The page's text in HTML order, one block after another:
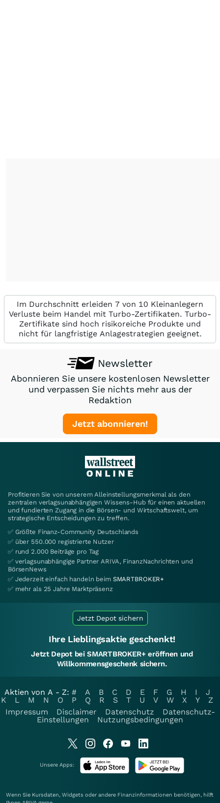
Im Durchschnitt erleiden 7 von 10 Kleinanlegern
Verluste beim Handel mit Turbo-Zertifikaten. Turbo-
Zertifikate sind hoch risikoreiche Produkte und
nicht für langfristige Anlagestrategien geeignet.
Newsletter
Abonnieren Sie unsere kostenlosen Newsletter
und verpassen Sie nichts mehr aus der
Redaktion
Jetzt abonnieren!
Profitieren Sie von unserem Alleinstellungsmerkmal als den
zentralen verlagsunabhängigen Wissens-Hub für einen aktuellen
und fundierten Zugang in die Börsen- und Wirtschaftswelt, um
strategische Entscheidungen zu treffen.
✅ Größte Finanz-Community Deutschlands
✅ über 550.000 registrierte Nutzer
✅ rund 2.000 Beiträge pro Tag
✅ verlagsunabhängige Partner ARIVA, FinanzNachrichten und
BörsenNews
✅ Jederzeit einfach handeln beim SMARTBROKER+
✅ mehr als 25 Jahre Marktpräsenz
Jetzt Depot sichern
Ihre Lieblingsaktie geschenkt!
Jetzt Depot bei SMARTBROKER+ eröffnen und
Willkommensgeschenk sichern.
Aktien von A - Z: # A B C D E F G H I
J
K
L M N O P Q R S T U V W X Y
Z
Impressum
Disclaimer Datenschutz
Datenschutz-
Einstellungen
Nutzungsbedingungen
Unsere Apps:
Wenn Sie Kursdaten, Widgets oder andere Finanzinformationen benötigen, hilft